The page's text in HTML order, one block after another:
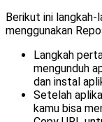
Berikut ini
menggunakan
Langkah
mengunduh
dan instal
Setelah
kamu bisa